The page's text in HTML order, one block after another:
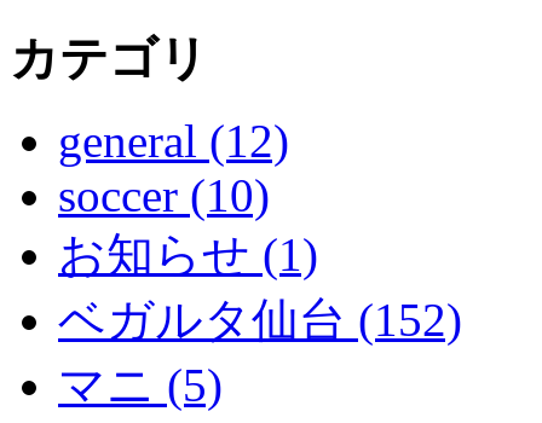
カテゴリ
general (12)
soccer (10)
お知らせ (1)
ベガルタ仙台 (152)
マニ (5)